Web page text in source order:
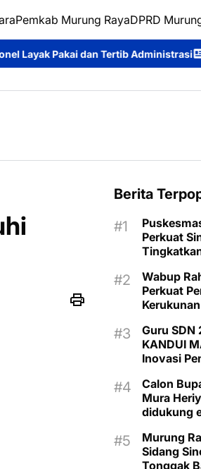
Pemkab Murung RayaDPRD
Tertib Administrasi Wabup Murung
Berita
Perkuat
Wabup
Perkuat
Guru SDN
KANDUI
Inovasi
Calon
Mura
didukung
Murung
Sidang
Tonggak